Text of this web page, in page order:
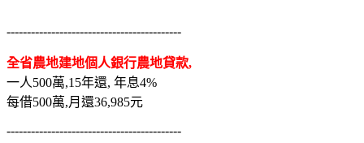
-------------------------------------------
全省農地建地個人銀行農地貸款,
一人500萬,15年還, 年息4%
每借500萬,月還36,985元
-------------------------------------------